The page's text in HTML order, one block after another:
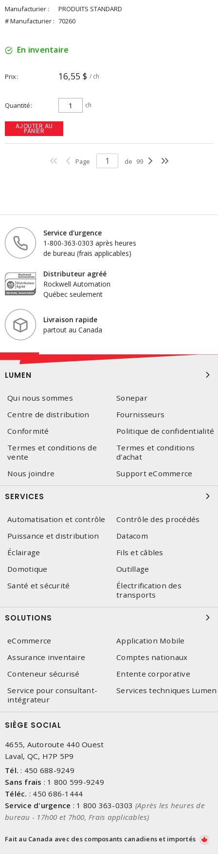
Manufacturier :
PRODUITS STANDARD
# Manufacturier : 70260
En inventaire
Prix 16,55 $ / ch
Quantité ch
AJOUTER AU
PANIER
Page de 99
Service d'urgence
1-800-363-0303 après heures
de bureau (frais applicables)
Distributeur agréé
Rockwell Automation
Québec seulement
Livraison rapide
partout au Canada
LUMEN
Qui nous sommes
Sonepar
Centre de distribution
Fournisseurs
Conformité
Politique de confidentialité
Termes et conditions de
vente
Termes et conditions
d'achat
Nous joindre
Support eCommerce
SERVICES
Automatisation et contrôle
Contrôle des procédés
Puissance et distribution
Datacom
Éclairage
Fils et câbles
Domotique
Outillage
Santé et sécurité
Électrification des
transports
SOLUTIONS
eCommerce
Application Mobile
Assurance inventaire
Comptes nationaux
Conteneur sécurisé
Entente corporative
Service pour consultant-
intégrateur
Services techniques Lumen
SIÈGE SOCIAL
4655, Autoroute 440 Ouest
Laval, QC, H7P 5P9
Tél. : 450 688-9249
Sans frais : 1 800 599-9249
Téléc. : 450 686-1444
Service d'urgence : 1 800 363-0303 (Après les heures de
bureau - 17h00 et 7h00, Frais applicables)
Fait au Canada avec des composants canadiens et importés